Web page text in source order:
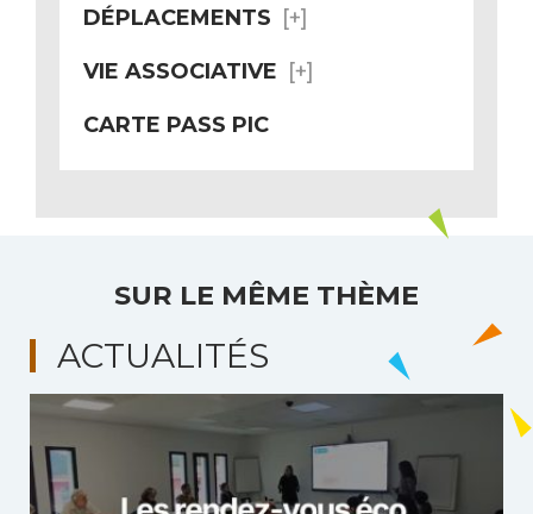
DÉPLACEMENTS
VIE ASSOCIATIVE
CARTE PASS PIC
SUR LE MÊME THÈME
ACTUALITÉS